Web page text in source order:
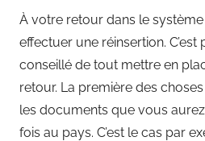
À votre retour dans le
effectuer une réinsertion. C’est
conseillé de tout mettre en
retour. La première des
les documents que vous
fois au pays. C’est le cas par